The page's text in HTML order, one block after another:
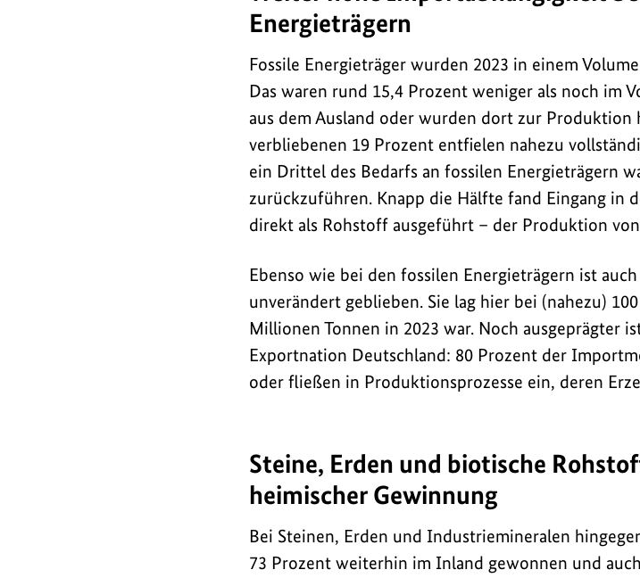
Kopf-
zurückging.
Energieträgern
Fossile Energieträger wurden 2023 in einem
Das waren rund 15,4 Prozent weniger als noch im
aus dem Ausland oder wurden dort zur
verbliebenen 19 Prozent entfielen nahezu
ein Drittel des Bedarfs an fossilen Energieträgern
zurückzuführen. Knapp die Hälfte fand Eingang in
direkt als Rohstoff ausgeführt – der Produktion
Ebenso wie bei den fossilen Energieträgern ist
unverändert geblieben. Sie lag hier bei (nahezu)
Millionen Tonnen in 2023 war. Noch ausgeprägter
Exportnation Deutschland: 80 Prozent der
oder fließen in Produktionsprozesse ein, deren
Steine, Erden und biotische
heimischer Gewinnung
Bei Steinen, Erden und Industriemineralen
73 Prozent weiterhin im Inland gewonnen und